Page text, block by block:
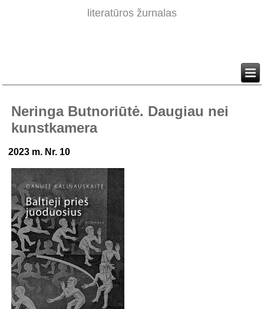
literatūros žurnalas
Neringa Butnoriūtė. Daugiau nei
kunstkamera
2023 m. Nr. 10